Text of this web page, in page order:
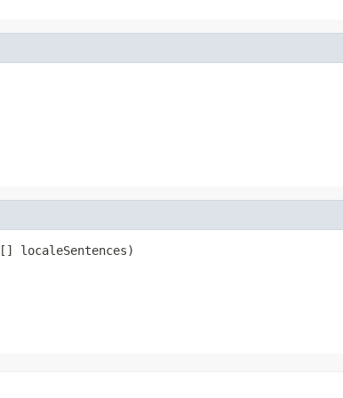
[] localeSentences)